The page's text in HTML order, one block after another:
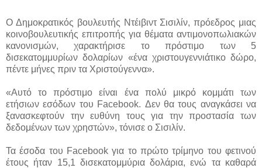
Ο Δημοκρατικός βουλευτής Ντέιβιντ Σισιλίν, πρόεδρος μιας
κοινοβουλευτικής επιτροπής για θέματα αντιμονοπωλιακών
κανονισμών, χαρακτήρισε το πρόστιμο των 5
δισεκατομμυρίων δολαρίων «ένα χριστουγεννιάτικο δώρο,
πέντε μήνες πριν τα Χριστούγεννα».
«Αυτό το πρόστιμο είναι ένα πολύ μικρό κομμάτι των
ετήσιων εσόδων του Facebook. Δεν θα τους αναγκάσει να
ξανασκεφτούν την ευθύνη τους για την προστασία των
δεδομένων των χρηστών», τόνισε ο Σισιλίν.
Τα έσοδα του Facebook για το πρώτο τρίμηνο του φετινού
έτους ήταν 15,1 δισεκατομμύρια δολάρια, ενώ τα καθαρά